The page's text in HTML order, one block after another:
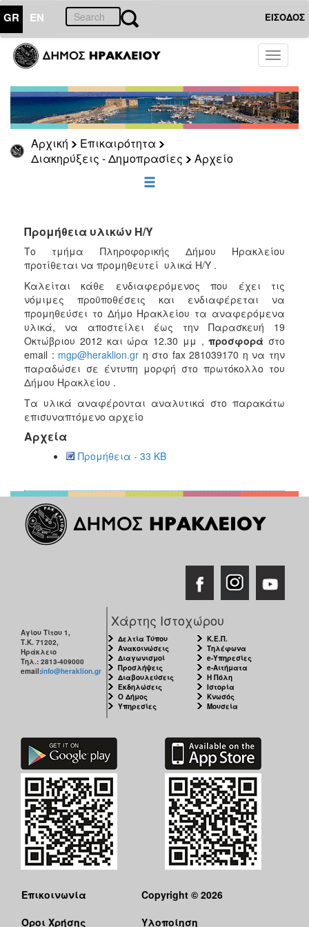
GR EN ΕΙΣΟΔΟΣ
Toggle
Αρχική
Επικαιρότητα
Διακηρύξεις - Δημοπρασίες
Αρχείο
ΕΠΙΚΑΙΡΟΤΗΤΑ
-
Δημοπρασίες
Αρχείο
2026
2025
2022
2021
2020
2019
2018
2017
2016
2015
ΕΠΙΣΚΕΠΤΗΣ
ΗΡΑΚΛΕΙΟ
Προμήθεια υλικών Η/Υ
Το τμήμα Πληροφορικής Δήμου Ηρακλείου
προτίθεται να προμηθευτεί υλικά Η/Υ .
Καλείται κάθε ενδιαφερόμενος που έχει τις
νόμιμες προϋποθέσεις και ενδιαφέρεται να
προμηθεύσει το Δήμο Ηρακλείου τα αναφερόμενα
υλικά, να αποστείλει έως την Παρασκευή 19
Οκτώβριου 2012 και ώρα 12.30 μμ ,προσφορά στο
email : mgp@heraklion.gr η στο fax 281039170 η να την
παραδώσει σε έντυπη μορφή στο πρωτόκολλο του
Δήμου Ηρακλείου .
Τα υλικά αναφέρονται αναλυτικά στο παρακάτω
επισυναπτόμενο αρχείο
Αρχεία
Προμήθεια - 33 KB
Αγίου Τίτου 1,
Τ.Κ. 71202,
Ηράκλειο
Τηλ.: 2813-409000
email:info@heraklion.gr
Χάρτης Ιστοχώρου
Δελτία Τύπου
Ανακοινώσεις
Διαγωνισμοί
Προσλήψεις
Διαβουλεύσεις
Εκδηλώσεις
Ο Δήμος
Υπηρεσίες
Κ.Ε.Π.
Τηλέφωνα
e-Υπηρεσίες
e-Αιτήματα
Η Πόλη
Ιστορία
Κνωσός
Μουσεία
Επικοινωνία
Όροι Χρήσης
Copyright © 2026
Υλοποίηση